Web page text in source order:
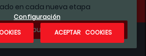
en cada nueva etapa
¿Te apuntas?
Configuración
ACEPTAR COOKIES